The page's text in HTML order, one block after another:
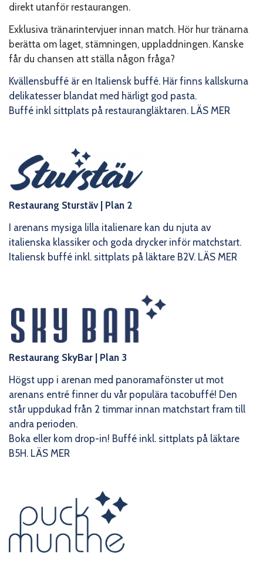
direkt utanför restaurangen.
Exklusiva tränarintervjuer innan match. Hör hur tränarna
berätta om laget, stämningen, uppladdningen. Kanske
får du chansen att ställa någon fråga?
Kvällensbuffé är en Italiensk buffé. Här finns kallskurna
delikatesser blandat med härligt god pasta.
Buffé inkl sittplats på restaurangläktaren. LÄS MER
Restaurang Sturstäv| Plan 2
I arenans mysiga lilla italienare kan du njuta av
italienska klassiker och goda drycker inför matchstart.
Italiensk buffé inkl. sittplats på läktare B2V. LÄS MER
Restaurang SkyBar | Plan 3
Högst upp i arenan med panoramafönster ut mot
arenans entré finner du vår populära tacobuffé! Den
står uppdukad från 2 timmar innan matchstart fram till
andra perioden.
Boka eller kom drop-in! Buffé inkl. sittplats på läktare
B5H. LÄS MER